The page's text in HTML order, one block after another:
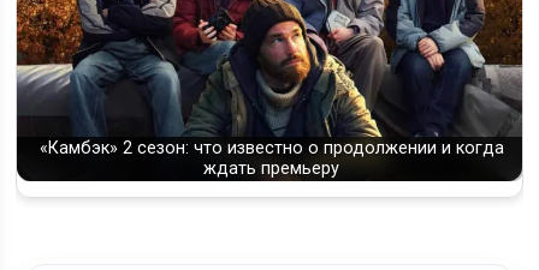
«Камбэк» 2 сезон: что известно о продолжении и когда
ждать премьеру